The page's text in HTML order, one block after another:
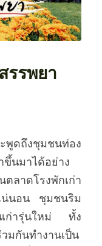
รรพยา
พูดถึงชุมชนท่อง
นมาได้อย่าง
าดโรงพักเก่า
น่นอน ชุมชนริม
เก่ารุ่นใหม่ ทั้ง
มกันทำงานเป็น